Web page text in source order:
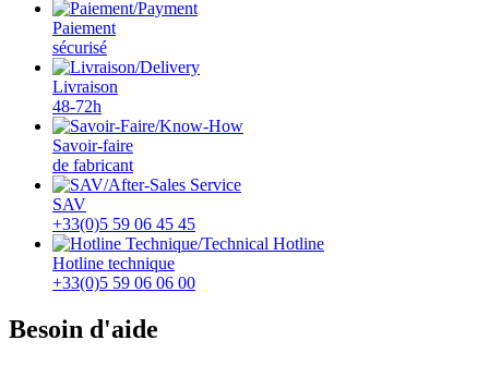
Paiement
sécurisé
Livraison
48-72h
Savoir-faire
de fabricant
SAV
+33(0)5 59 06 45 45
Hotline technique
+33(0)5 59 06 06 00
Besoin d'aide